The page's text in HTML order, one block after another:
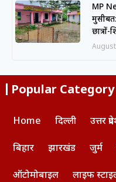
MP
Popular Category
Home दिल्ली उत्तर
बिहार झारखंड जुर्म
ऑटोमोबाइल लाइफ